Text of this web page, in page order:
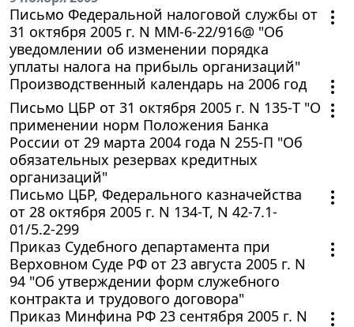
Письмо Федеральной налоговой службы от
31 октября 2005 г. N ММ-6-22/916@ "Об
уведомлении об изменении порядка
уплаты налога на прибыль организаций"
Производственный календарь на 2006 год
Письмо ЦБР от 31 октября 2005 г. N 135-Т "О
применении норм Положения Банка
России от 29 марта 2004 года N 255-П "Об
обязательных резервах кредитных
организаций"
Письмо ЦБР, Федерального казначейства
от 28 октября 2005 г. N 134-Т, N 42-7.1-
01/5.2-299
Приказ Судебного департамента при
Верховном Суде РФ от 23 августа 2005 г. N
94 "Об утверждении форм служебного
контракта и трудового договора"
Приказ Минфина РФ 23 сентября 2005 г. N